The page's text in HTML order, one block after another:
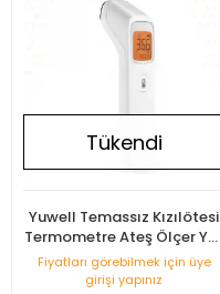
Tükendi
Yuwell Temassız Kızılötesi
Termometre Ateş Ölçer YT-
1
Fiyatları görebilmek için üye
girişi yapınız